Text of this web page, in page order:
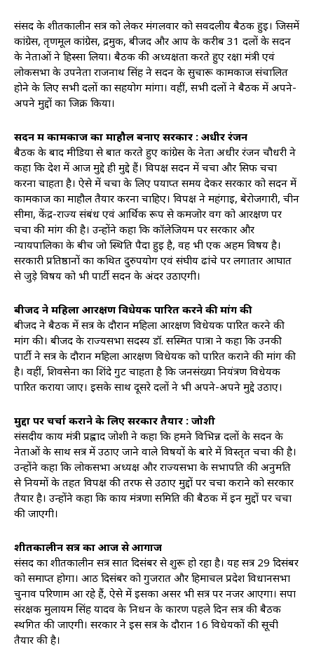
संसद के शीतकालीन सत्र को लेकर मंगलवार को सर्वदलीय बैठक हुई। जिसमें
कांग्रेस, तृणमूल कांग्रेस, द्रमुक, बीजद और आप के करीब 31 दलों के सदन
के नेताओं ने हिस्सा लिया। बैठक की अध्यक्षता करते हुए रक्षा मंत्री एवं
लोकसभा के उपनेता राजनाथ सिंह ने सदन के सुचारू कामकाज संचालित
होने के लिए सभी दलों का सहयोग मांगा। वहीं, सभी दलों ने बैठक में अपने-
अपने मुद्दों का जिक्र किया।
सदन में कामकाज का माहौल बनाए सरकार : अधीर रंजन
बैठक के बाद मीडिया से बात करते हुए कांग्रेस के नेता अधीर रंजन चौधरी ने
कहा कि देश में आज मुद्दे ही मुद्दे हैं। विपक्ष सदन में चर्चा और सिर्फ चर्चा
करना चाहता है। ऐसे में चर्चा के लिए पर्याप्त समय देकर सरकार को सदन में
कामकाज का माहौल तैयार करना चाहिए। विपक्ष ने महंगाई, बेरोजगारी, चीन
सीमा, केंद्र-राज्य संबंध एवं आर्थिक रूप से कमजोर वर्ग को आरक्षण पर
चर्चा की मांग की है। उन्होंने कहा कि कॉलेजियम पर सरकार और
न्यायपालिका के बीच जो स्थिति पैदा हुई है, वह भी एक अहम विषय है।
सरकारी प्रतिष्ठानों का कथित दुरुपयोग एवं संघीय ढांचे पर लगातार आघात
से जुड़े विषय को भी पार्टी सदन के अंदर उठाएगी।
बीजद ने महिला आरक्षण विधेयक पारित करने की मांग की
बीजद ने बैठक में सत्र के दौरान महिला आरक्षण विधेयक पारित करने की
मांग की। बीजद के राज्यसभा सदस्य डॉ. सस्मित पात्रा ने कहा कि उनकी
पार्टी ने सत्र के दौरान महिला आरक्षण विधेयक को पारित कराने की मांग की
है। वहीं, शिवसेना का शिंदे गुट चाहता है कि जनसंख्या नियंत्रण विधेयक
पारित कराया जाए। इसके साथ दूसरे दलों ने भी अपने-अपने मुद्दे उठाए।
मुद्दों पर चर्चा कराने के लिए सरकार तैयार : जोशी
संसदीय कार्य मंत्री प्रह्लाद जोशी ने कहा कि हमने विभिन्न दलों के सदन के
नेताओं के साथ सत्र में उठाए जाने वाले विषयों के बारे में विस्तृत चर्चा की है।
उन्होंने कहा कि लोकसभा अध्यक्ष और राज्यसभा के सभापति की अनुमति
से नियमों के तहत विपक्ष की तरफ से उठाए मुद्दों पर चर्चा कराने को सरकार
तैयार है। उन्होंने कहा कि कार्य मंत्रणा समिति की बैठक में इन मुद्दों पर चर्चा
की जाएगी।
शीतकालीन सत्र का आज से आगाज
संसद का शीतकालीन सत्र सात दिसंबर से शुरू हो रहा है। यह सत्र 29 दिसंबर
को समाप्त होगा। आठ दिसंबर को गुजरात और हिमाचल प्रदेश विधानसभा
चुनाव परिणाम आ रहे हैं, ऐसे में इसका असर भी सत्र पर नजर आएगा। सपा
संरक्षक मुलायम सिंह यादव के निधन के कारण पहले दिन सत्र की बैठक
स्थगित की जाएगी। सरकार ने इस सत्र के दौरान 16 विधेयकों की सूची
तैयार की है।